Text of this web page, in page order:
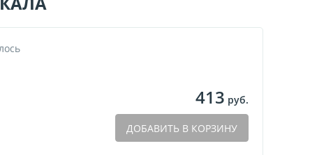
413 руб.
ДОБАВИТЬ В КОРЗИНУ